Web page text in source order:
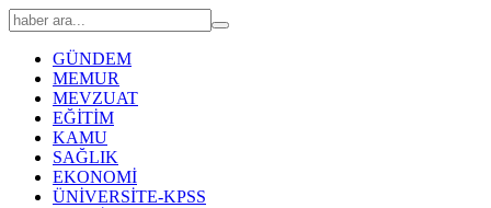
GÜNDEM
MEMUR
MEVZUAT
EĞİTİM
KAMU
SAĞLIK
EKONOMİ
ÜNİVERSİTE-KPSS